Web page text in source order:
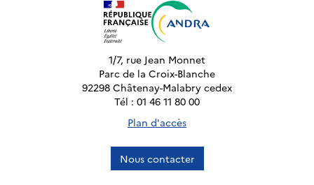
1/7, rue Jean Monnet
Parc de la Croix-Blanche
92298 Châtenay-Malabry cedex
Tél : 01 46 11 80 00
Plan d'accès
Nous contacter